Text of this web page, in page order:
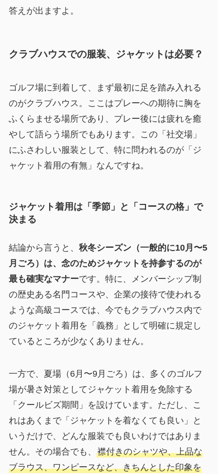
答えが出ますよ。
クラブハウスでの服装、ジャケットは必要？
ゴルフ場に到着して、まず最初に足を踏み入れる
のがクラブハウス。ここはプレーへの期待に胸を
ふくらませる場所であり、プレー後には疲れを癒
やして語らう場所でもあります。この「社交場」
にふさわしい服装として、特に問われるのが「ジ
ャケット着用の有無」なんですね。
ジャケット着用は「季節」と「コースの格」で
決まる
結論から言うと、 秋冬シーズン（一般的に10月〜5
月ごろ）は、念のためジャケットを持参するのが
最も確実なマナーです。特に、メンバーシップ制
の歴史ある名門コースや、企業の接待で使われる
ような高級コースでは、今でもクラブハウス内で
のジャケット着用を「義務」として明確に規定し
ているところが少なくありません。
一方で、夏場（6月〜9月ごろ）は、多くのゴルフ
場が暑さ対策としてジャケット着用を免除する
「クールビズ期間」を設けています。ただし、こ
れはあくまで「ジャケットを着なくても良い」と
いうだけで、どんな服装でも良いわけではありま
せん。その場合でも、 襟付きのシャツや、上品な
ブラウス、ワンピースなど、きちんとした印象を